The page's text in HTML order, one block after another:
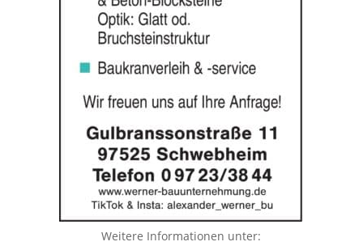
Weitere Informationen unter: